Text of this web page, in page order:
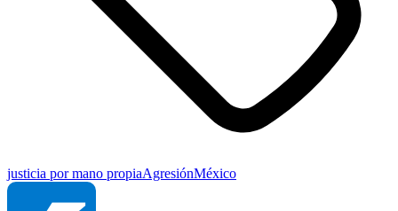
justicia por mano propiaAgresiónMéxico